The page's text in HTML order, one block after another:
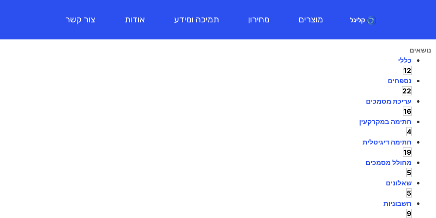
מוצרים מחירון תמיכה ומידע אודות צור קשר
נושאים
כללי
12
נספחים
22
עריכת מסמכים
16
חתימה במקרקעין
4
חתימה דיגיטלית
19
מחולל מסמכים
5
שאלונים
5
חשבוניות
9